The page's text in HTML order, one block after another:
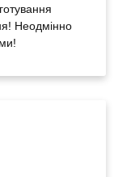
Неодмінно